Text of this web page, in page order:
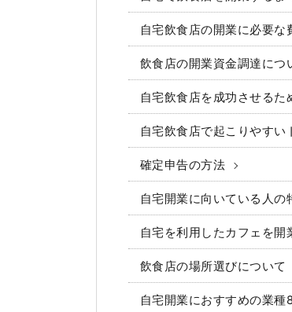
自宅飲食店の開業に必要な
飲食店の開業資金調達につ
自宅飲食店を成功させるた
自宅飲食店で起こりやすい
確定申告の方法
自宅開業に向いている人の
自宅を利用したカフェを開
飲食店の場所選びについて
自宅開業におすすめの業種